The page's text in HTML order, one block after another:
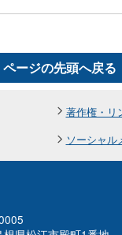
ページの先頭へ戻る
著作権・リ
ソーシャル